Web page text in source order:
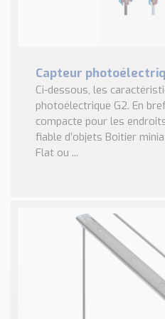
Capteur
Ci-dessous, les
photoélectrique G2. En
compacte pour les
fiable d’objets Boitier
Flat ou ...